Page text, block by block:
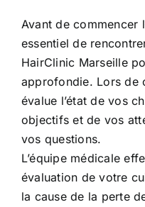
Avant de commencer
essentiel de
HairClinic Marseille
approfondie. Lors de
évalue l’état de vos
objectifs et de vos
vos questions.
L’équipe médicale
évaluation de votre
la cause de la perte